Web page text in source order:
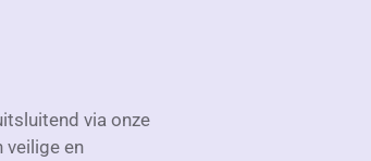
via onze
veilige en